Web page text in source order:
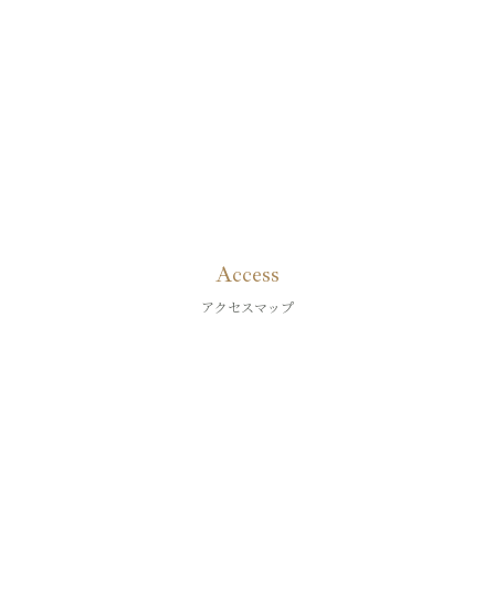
Access
アクセスマップ